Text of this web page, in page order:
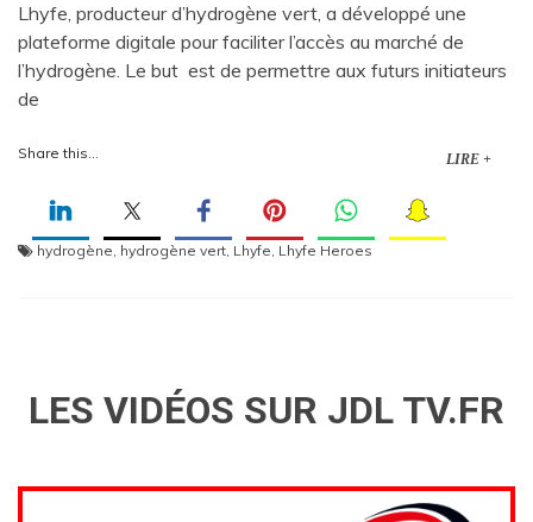
Lhyfe, producteur d’hydrogène vert, a développé une
plateforme digitale pour faciliter l’accès au marché de
l’hydrogène. Le but est de permettre aux futurs initiateurs
de
Share this... LIRE +
hydrogène, hydrogène vert, Lhyfe, Lhyfe Heroes
LES VIDÉOS SUR JDL TV.FR